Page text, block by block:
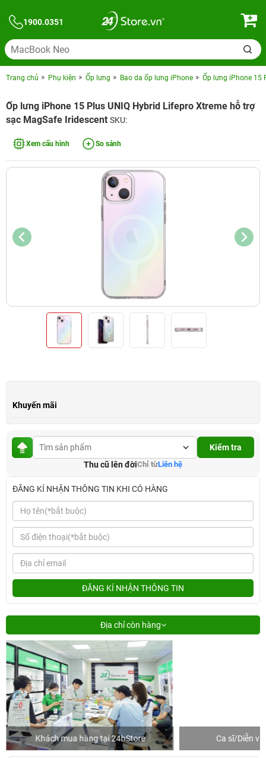
1900.0351
Trang chủ Phụ kiện Ốp lưng Bao da ốp lưng iPhone Ốp lưng iPhone 15
Ốp lưng iPhone 15 Plus UNIQ Hybrid Lifepro Xtreme hỗ trợ
sạc MagSafe Iridescent SKU:
Xem cấu hình So sánh
Khuyến mãi
Kiểm tra
Thu cũ lên đờiChỉ từLiên hệ
ĐĂNG KÍ NHẬN THÔNG TIN KHI CÓ HÀNG
ĐĂNG KÍ NHẬN THÔNG TIN
Địa chỉ còn hàng
Khách mua hàng tại 24hStore Ca sĩ/Diễn